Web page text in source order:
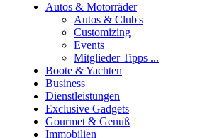
Autos & Motorräder
Autos & Club's
Customizing
Events
Mitglieder Tipps ...
Boote & Yachten
Business
Dienstleistungen
Exclusive Gadgets
Gourmet & Genuß
Immobilien